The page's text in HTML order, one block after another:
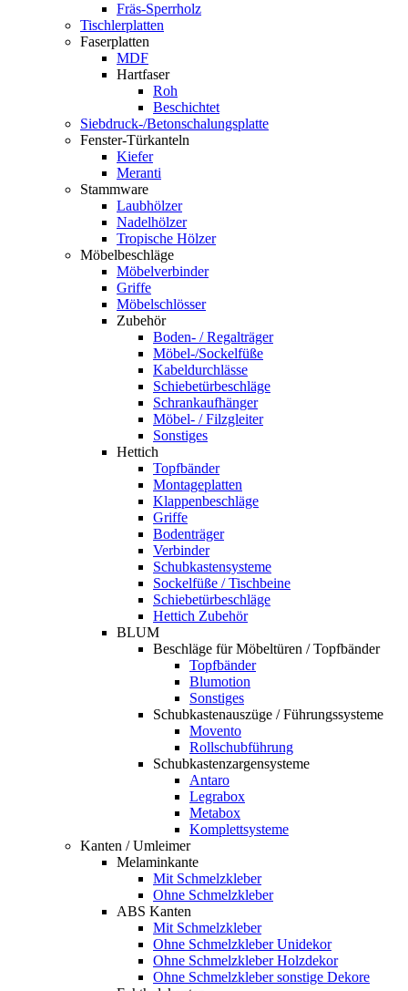
Fräs-Sperrholz
Tischlerplatten
Faserplatten
MDF
Hartfaser
Roh
Beschichtet
Siebdruck-/Betonschalungsplatte
Fenster-Türkanteln
Kiefer
Meranti
Stammware
Laubhölzer
Nadelhölzer
Tropische Hölzer
Möbelbeschläge
Möbelverbinder
Griffe
Möbelschlösser
Zubehör
Boden- / Regalträger
Möbel-/Sockelfüße
Kabeldurchlässe
Schiebetürbeschläge
Schrankaufhänger
Möbel- / Filzgleiter
Sonstiges
Hettich
Topfbänder
Montageplatten
Klappenbeschläge
Griffe
Bodenträger
Verbinder
Schubkastensysteme
Sockelfüße / Tischbeine
Schiebetürbeschläge
Hettich Zubehör
BLUM
Beschläge für Möbeltüren / Topfbänder
Topfbänder
Blumotion
Sonstiges
Schubkastenauszüge / Führungssysteme
Movento
Rollschubführung
Schubkastenzargensysteme
Antaro
Legrabox
Metabox
Komplettsysteme
Kanten / Umleimer
Melaminkante
Mit Schmelzkleber
Ohne Schmelzkleber
ABS Kanten
Mit Schmelzkleber
Ohne Schmelzkleber Unidekor
Ohne Schmelzkleber Holzdekor
Ohne Schmelzkleber sonstige Dekore